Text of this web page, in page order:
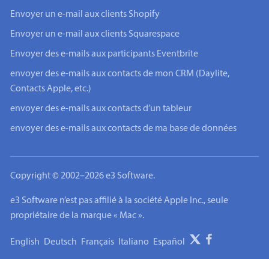
Envoyer un e-mail aux clients Shopify
Envoyer un e-mail aux clients Squarespace
Envoyer des e-mails aux participants Eventbrite
envoyer des e-mails aux contacts de mon CRM (Daylite,
Contacts Apple, etc.)
envoyer des e-mails aux contacts d’un tableur
envoyer des e-mails aux contacts de ma base de données
Copyright © 2002–2026 e3 Software.
e3 Software n’est pas affilié à la société Apple Inc., seule
propriétaire de la marque « Mac ».
English Deutsch Français Italiano Español